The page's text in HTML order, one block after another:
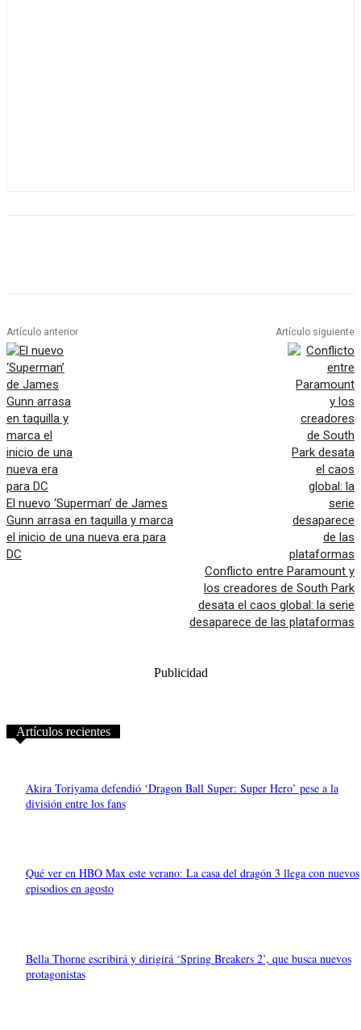
Artículo anterior
El nuevo ‘Superman’ de James
Gunn arrasa en taquilla y marca
el inicio de una nueva era para
DC
Artículo siguiente
Conflicto entre Paramount y
los creadores de South Park
desata el caos global: la serie
desaparece de las plataformas
Publicidad
Artículos recientes
Akira Toriyama defendió ‘Dragon Ball Super: Super Hero’ pese a la
división entre los fans
Qué ver en HBO Max este verano: La casa del dragón 3 llega con nuevos
episodios en agosto
Bella Thorne escribirá y dirigirá ‘Spring Breakers 2’, que busca nuevos
protagonistas